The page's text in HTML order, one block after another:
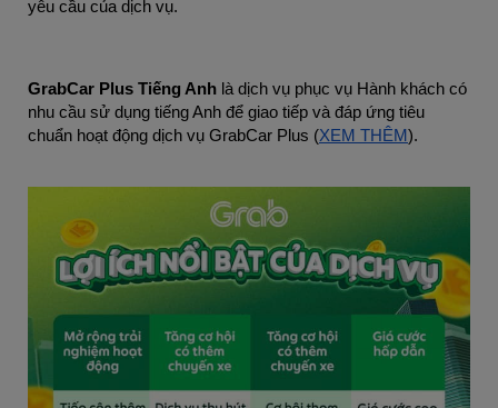
yêu cầu của dịch vụ.
GrabCar Plus Tiếng Anh là dịch vụ phục vụ Hành khách có
nhu cầu sử dụng tiếng Anh để giao tiếp và đáp ứng tiêu
chuẩn hoạt động dịch vụ GrabCar Plus (XEM THÊM).